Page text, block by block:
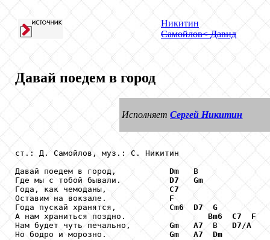
Никитин
Самойлов< Давид
Давай поедем в город
ИсполняетСергей Никитин
ст.: Д. Самойлов, муз.: С. Никитин
Давай поедем в город, Dm
   В
Где мы с тобой бывали. D7
Gm
Года, как чемоданы, C7
Оставим на вокзале. F
Года пускай хранятся, Cm6 D7
G
А нам храниться поздно. Bm6 C7
F
Нам будет чуть печально, Gm A7
  В
D7/A
Но бодро и морозно. Gm A7
Dm